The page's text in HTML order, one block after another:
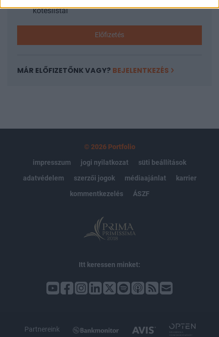
kötéslistái
Előfizetés
MÁR ELŐFIZETŐNK VAGY? BEJELENTKEZÉS
© 2026 Portfolio
impresszum
jogi nyilatkozat
süti beállítások
adatvédelem
szerzői jogok médiaajánlat
karrier
kommentkezelés
ÁSZF
Itt keressen minket:
Partnereink